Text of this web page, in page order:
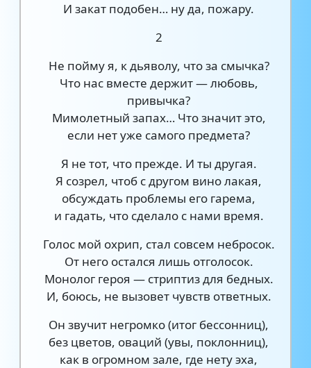
И закат подобен… ну да, пожару.
2
Не пойму я, к дьяволу, что за смычка?
Что нас вместе держит — любовь,
привычка?
Мимолетный запах… Что значит это,
если нет уже самого предмета?
Я не тот, что прежде. И ты другая.
Я созрел, чтоб с другом вино лакая,
обсуждать проблемы его гарема,
и гадать, что сделало с нами время.
Голос мой охрип, стал совсем небросок.
От него остался лишь отголосок.
Монолог героя — стриптиз для бедных.
И, боюсь, не вызовет чувств ответных.
Он звучит негромко (итог бессонниц),
без цветов, оваций (увы, поклонниц),
как в огромном зале, где нету эха,